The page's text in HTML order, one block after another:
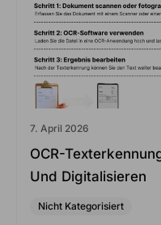
7. April 2026
OCR-
Und Digitalisieren
Nicht Kategorisiert